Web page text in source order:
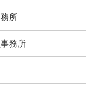
所
務所